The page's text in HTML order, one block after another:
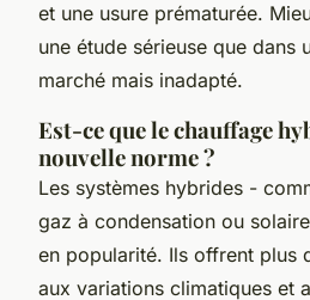
et une usure prématurée.
une étude sérieuse que dans
marché mais inadapté.
Est-ce que le chauffage
nouvelle norme ?
Les systèmes hybrides -
gaz à condensation ou
en popularité. Ils offrent plus
aux variations climatiques et